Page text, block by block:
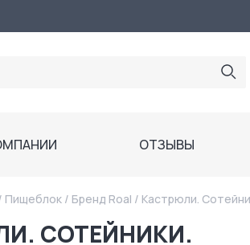
ОТЗЫВЫ
Пищеблок / Бренд Roal / Кастрюли.
СОТЕЙНИКИ.